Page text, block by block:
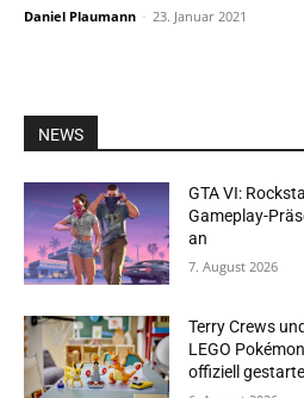
Daniel Plaumann - 23. Januar 2021
NEWS
GTA VI:
Gameplay-
an
7. August 2026
Terry Crews
LEGO
offiziell